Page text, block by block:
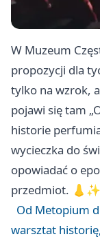
W Muzeum
propozycji dla
tylko na wzrok,
pojawi się tam
historie
wycieczka do
opowiadać o
przedmiot. 👃✨
Od Metopium
warsztat